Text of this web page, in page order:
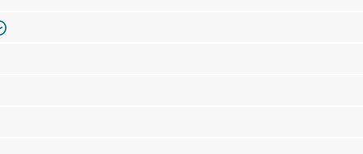
voor zowel open werkruimtes als afgesloten
Zo blijft je werkplek lekker warm, zonder dat je je
niet als er zulke handige oplossingen binnen
comfortabel en warm blijven terwijl de herfst verder zijn
werkplek klaar voor de herfst te maken. Blijf warm én